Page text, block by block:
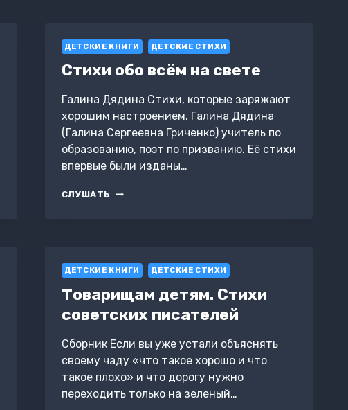
ДЕТСКИЕ КНИГИ ДЕТСКИЕ СТИХИ
Стихи обо всём на свете
Галина Дядина Стихи, которые заряжают
хорошим настроением. Галина Дядина
(Галина Сергеевна Гриченко) учитель по
образованию, поэт по призванию. Её стихи
впервые были изданы…
СЛУШАТЬ СТИХИ
ДЕТСКИЕ КНИГИ ДЕТСКИЕ СТИХИ
Товарищам детям. Стихи
советских писателей
Сборник Если вы уже устали объяснять
своему чаду «что такое хорошо и что
такое плохо» и что дорогу нужно
переходить только на зеленый…